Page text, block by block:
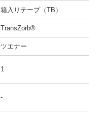
箱入りテープ（TB）
TransZorb®
ツエナー
1
-